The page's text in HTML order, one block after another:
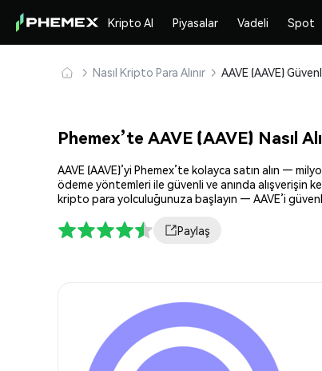
Kripto Al Piyasalar Vadeli Spot
Nasıl Kripto Para Alınır
Phemex’te AAVE (AAVE) Nasıl
AAVE (AAVE)’yi Phemex’te kolayca satın alın —
ödeme yöntemleri ile güvenli ve anında alışverişin
kripto para yolculuğunuza başlayın — AAVE’i
Paylaş